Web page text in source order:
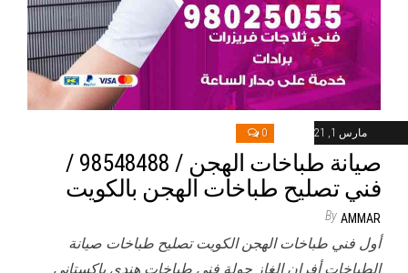
مارس 1, 2021 0
صيانة طباخات الهجن / 98548488 /
فني تصليح طباخات الهجن بالكويت
By AMMAR
أول فني طباخات الهجن الكويت تصليح طباخات صيانة
الطباخات أفران الغاز جولة فني طباخات هندي باكستاني